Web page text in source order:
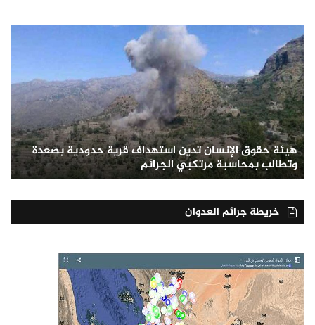
هيئة حقوق الإنسان تدين استهداف قرية حدودية بصعدة
وتطالب بمحاسبة مرتكبي الجرائم
خريطة جرائم العدوان